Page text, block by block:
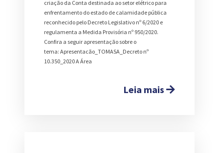
criação da Conta destinada ao setor elétrico para
enfrentamento do estado de calamidade pública
reconhecido pelo Decreto Legislativo nº 6/2020 e
regulamenta a Medida Provisória nº 950/2020.
Confira a seguir apresentação sobre o
tema: Apresentacão_TOMASA_Decreto nº
10.350_2020 A Área
Leia mais